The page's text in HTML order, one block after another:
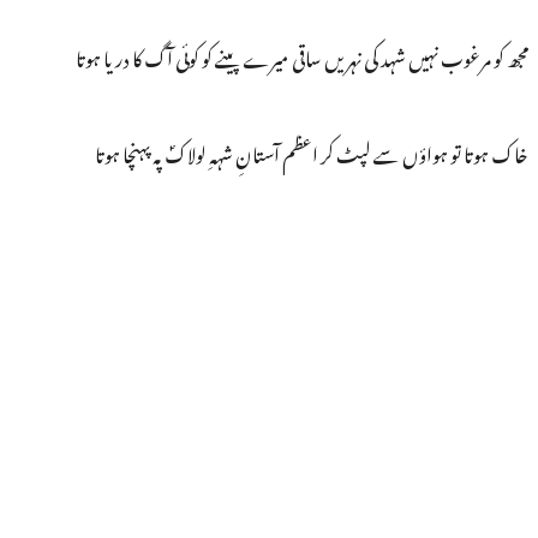
مجھ کو مرغوب نہیں شہد کی نہریں ساقی میرے پینے کو کوئی آگ کا دریا ہوتا
خاک ہوتا تو ہواؤں سے لپٹ کر اعظم آستانِ شہہِ لولاکؐ پہ پہنچا ہوتا